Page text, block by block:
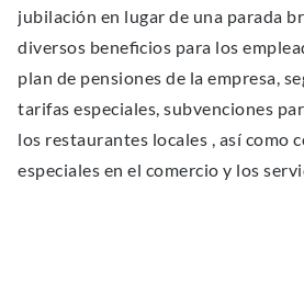
jubilación en lugar de una parada
diversos beneﬁcios para los
plan de pensiones de la empresa,
tarifas especiales, subvenciones
los restaurantes locales , así como
especiales en el comercio y los